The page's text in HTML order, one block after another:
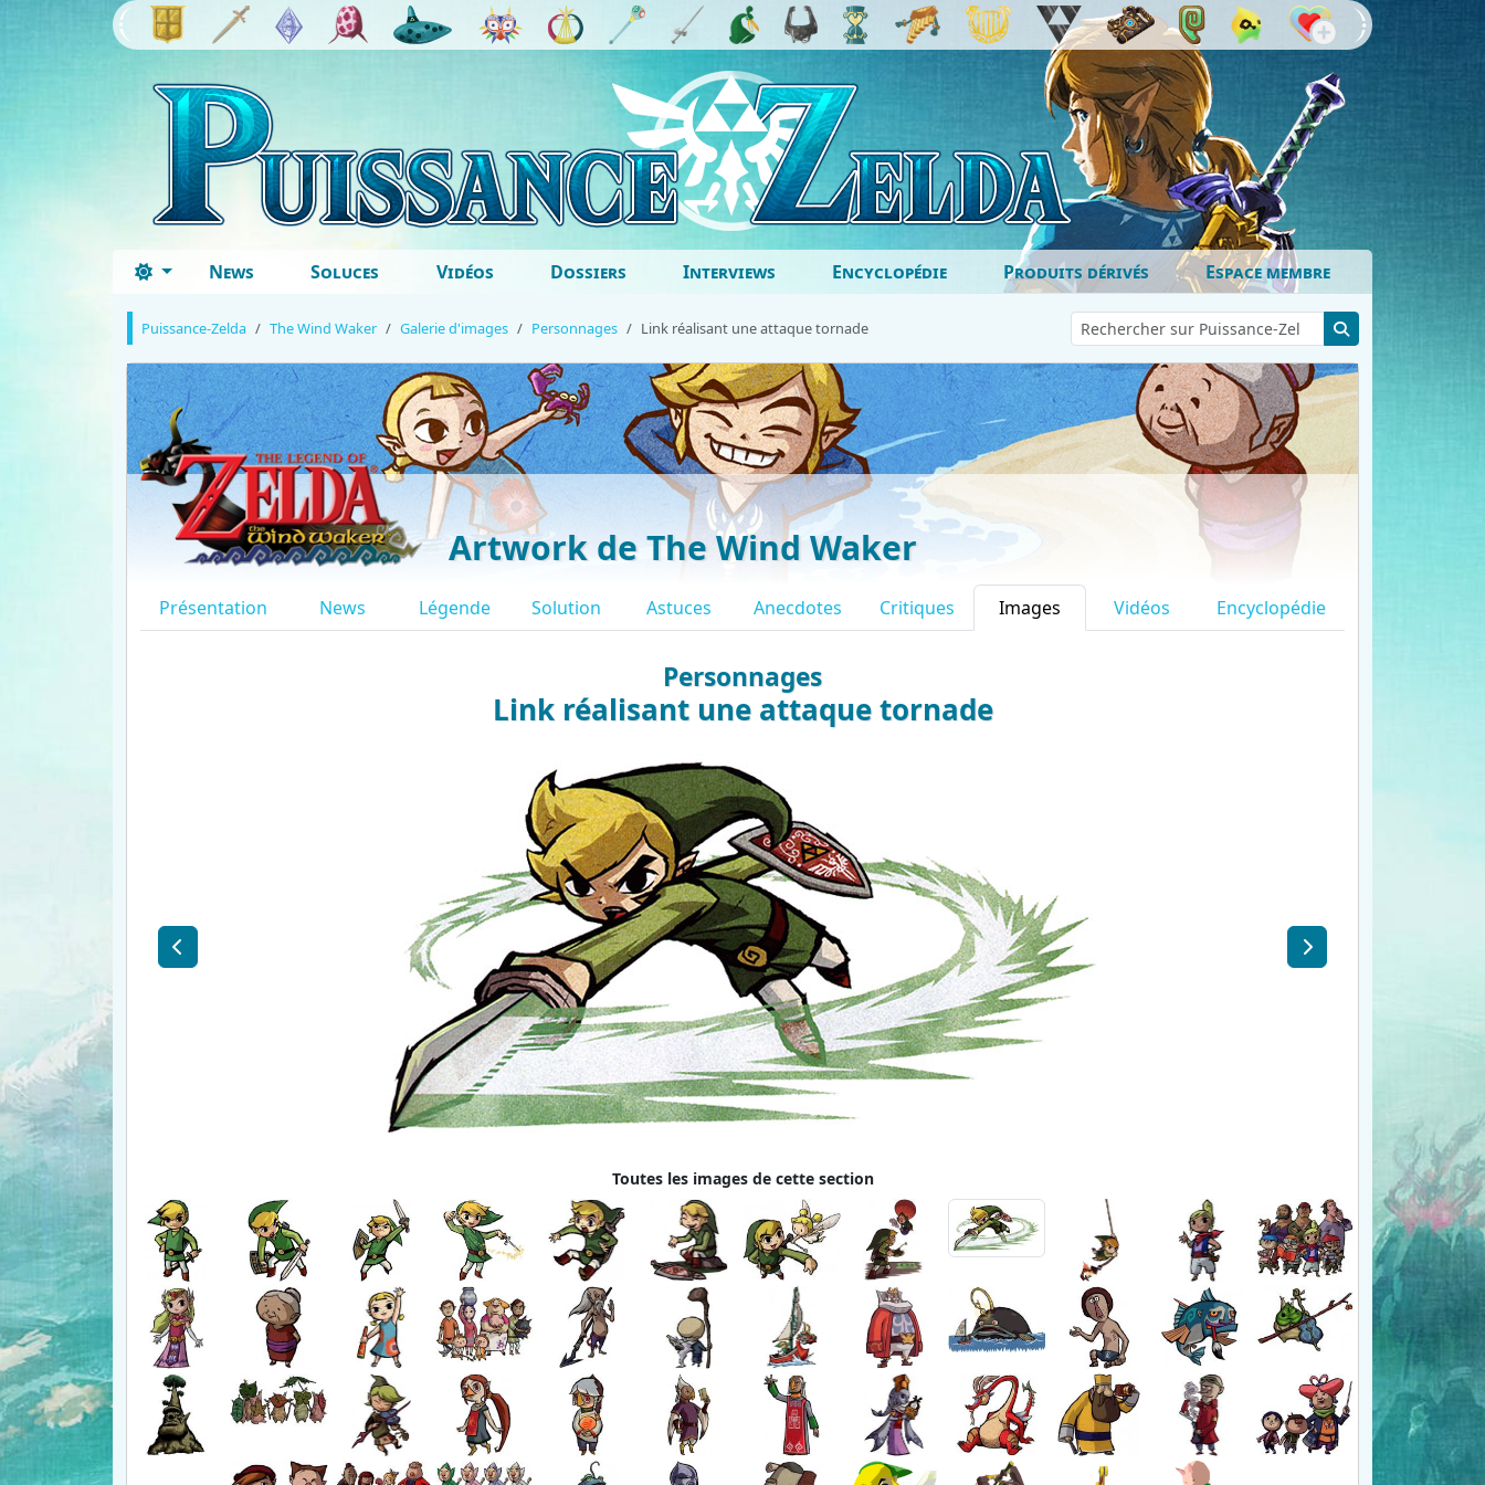
News Soluces Vidéos Dossiers Interviews Encyclopédie Produits dérivés Espace membre
Puissance-Zelda The Wind Waker Galerie d'images Personnages Link réalisant une attaque tornade
Artwork de The Wind Waker
Présentation News Légende Solution Astuces Anecdotes Critiques Images Vidéos Encyclopédie
Personnages
Link réalisant une attaque tornade
Toutes les images de cette section